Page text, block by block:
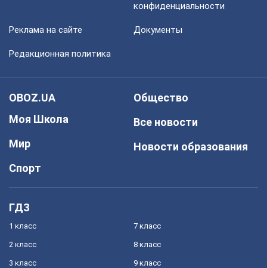
конфиденциальности
Реклама на сайте Документы
Редакционная политика
OBOZ.UA
Моя Школа
Мир
Спорт
Общество
Все новости
Новости образования
ГДЗ
1 класс
2 класс
3 класс
7 класс
8 класс
9 класс